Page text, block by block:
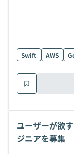
Swift AWS
ユーザーが欲
ジニアを募集